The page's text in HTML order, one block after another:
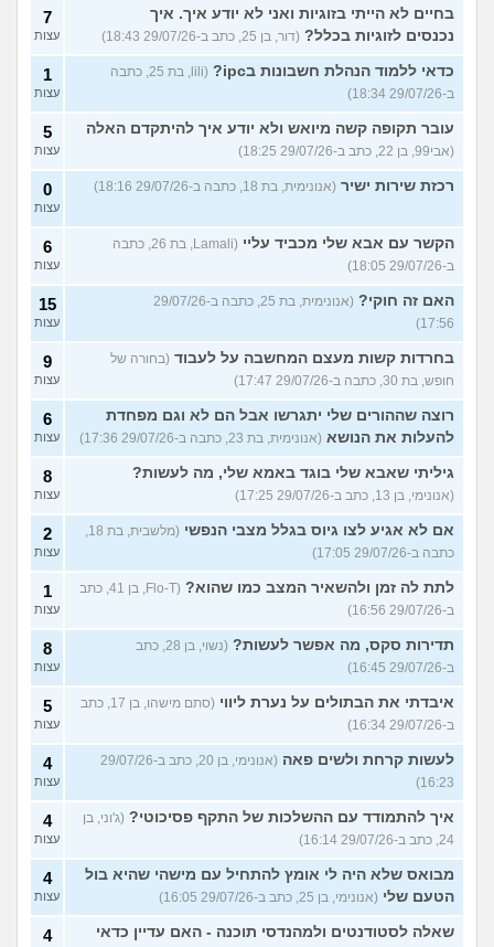
בחיים לא הייתי בזוגיות ואני לא יודע איך. איך
נכנסים לזוגיות בכלל? (דור, בן 25, כתב ב-29/07/26 18:43)
7
עצות
כדאי ללמוד הנהלת חשבונות בipc?
(lili, בת 25, כתבה
ב-29/07/26 18:34)
1
עצות
עובר תקופה קשה מיואש ולא יודע איך להיתקדם האלה
(אבי99, בן 22, כתב ב-29/07/26 18:25)
5
עצות
רכזת שירות ישיר (אנונימית, בת 18, כתבה ב-29/07/26 18:16) 0
עצות
הקשר עם אבא שלי מכביד עליי
(Lamali, בת 26, כתבה
ב-29/07/26 18:05)
6
עצות
האם זה חוקי?
(אנונימית, בת 25, כתבה ב-29/07/26
17:56)
15
עצות
בחרדות קשות מעצם המחשבה על לעבוד (בחורה של
חופש, בת 30, כתבה ב-29/07/26 17:47)
9
עצות
רוצה שההורים שלי יתגרשו אבל הם לא וגם מפחדת
להעלות את הנושא (אנונימית, בת 23, כתבה ב-29/07/26 17:36)
6
עצות
גיליתי שאבא שלי בוגד באמא שלי, מה לעשות?
(אנונימי, בן 13, כתב ב-29/07/26 17:25)
8
עצות
אם לא אגיע לצו גיוס בגלל מצבי הנפשי
כתבה ב-29/07/26 17:05)
2
עצות
לתת לה זמן ולהשאיר המצב כמו שהוא?
(Flo-T, בן 41, כתב
ב-29/07/26 16:56)
1
עצות
תדירות סקס, מה אפשר לעשות?
(נשוי, בן 28, כתב
ב-29/07/26 16:45)
8
עצות
איבדתי את הבתולים על נערת ליווי
(סתם מישהו, בן 17, כתב
ב-29/07/26 16:34)
5
עצות
לעשות קרחת ולשים פאה
(אנונימי, בן 20, כתב ב-29/07/26
16:23)
4
עצות
איך להתמודד עם ההשלכות של התקף פסיכוטי? (ג'וני, בן
24, כתב ב-29/07/26 16:14)
4
עצות
מבואס שלא היה לי אומץ להתחיל עם מישהי שהיא בול
הטעם שלי (אנונימי, בן 25, כתב ב-29/07/26 16:05)
4
עצות
שאלה לסטודנטים ולמהנדסי תוכנה - האם עדיין כדאי
4